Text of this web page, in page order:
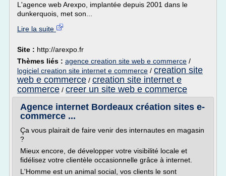
L'agence web Arexpo, implantée depuis 2001 dans le
dunkerquois, met son...
Lire la suite
Site : http://arexpo.fr
Thèmes liés : agence creation site web e commerce /
logiciel creation site internet e commerce / creation site
web e commerce / creation site internet e
commerce / creer un site web e commerce
Agence internet Bordeaux création sites e-
commerce ...
Ça vous plairait de faire venir des internautes en magasin
?
Mieux encore, de développer votre visibilité locale et
fidélisez votre clientèle occasionnelle grâce à internet.
L'Homme est un animal social, vos clients le sont